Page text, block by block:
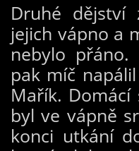
Druhé dějství
jejich vápno a
nebylo přáno.
pak míč
Mařík.
byl ve vápně
konci utkání